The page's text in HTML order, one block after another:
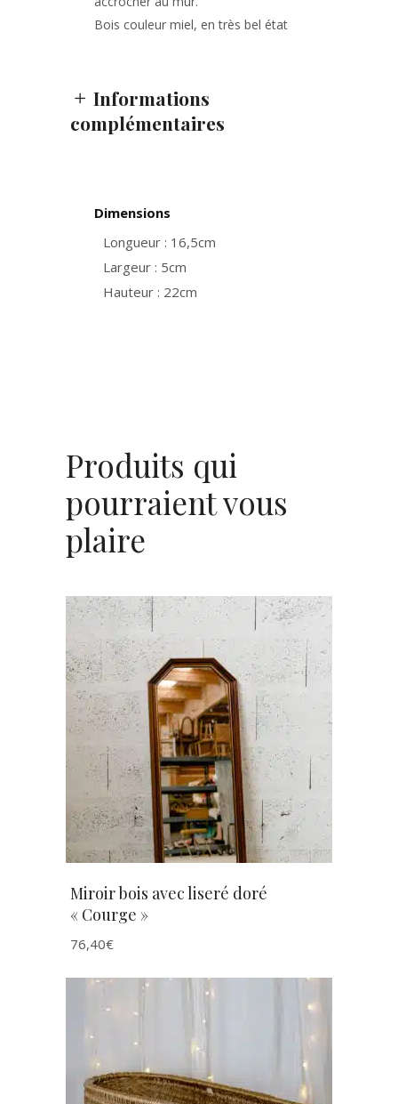
Bois couleur miel, en très bel état
Informations
complémentaires
Dimensions
Longueur : 16,5cm
Largeur : 5cm
Hauteur : 22cm
Produits qui
pourraient vous
plaire
AJOUTER AU PANIER
Miroir bois avec liseré doré
« Courge »
76,40€